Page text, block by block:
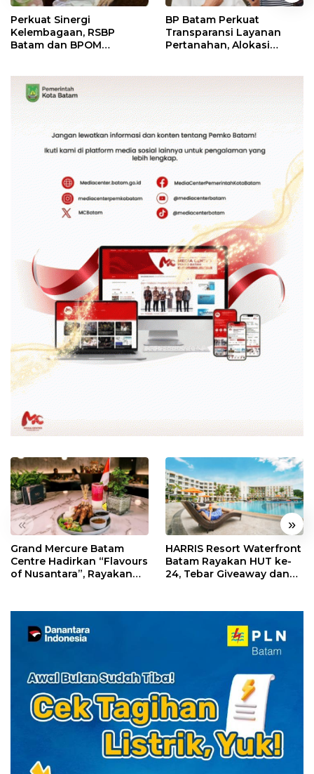
Perkuat Sinergi
Kelembagaan, RSBP
Batam dan BPOM
BP Batam Perkuat
Transparansi Layanan
Pertanahan, Alokasi
« »
Grand Mercure Batam
Centre Hadirkan “Flavours
of Nusantara”, Rayakan
HARRIS Resort Waterfront
Batam Rayakan HUT ke-
24, Tebar Giveaway dan